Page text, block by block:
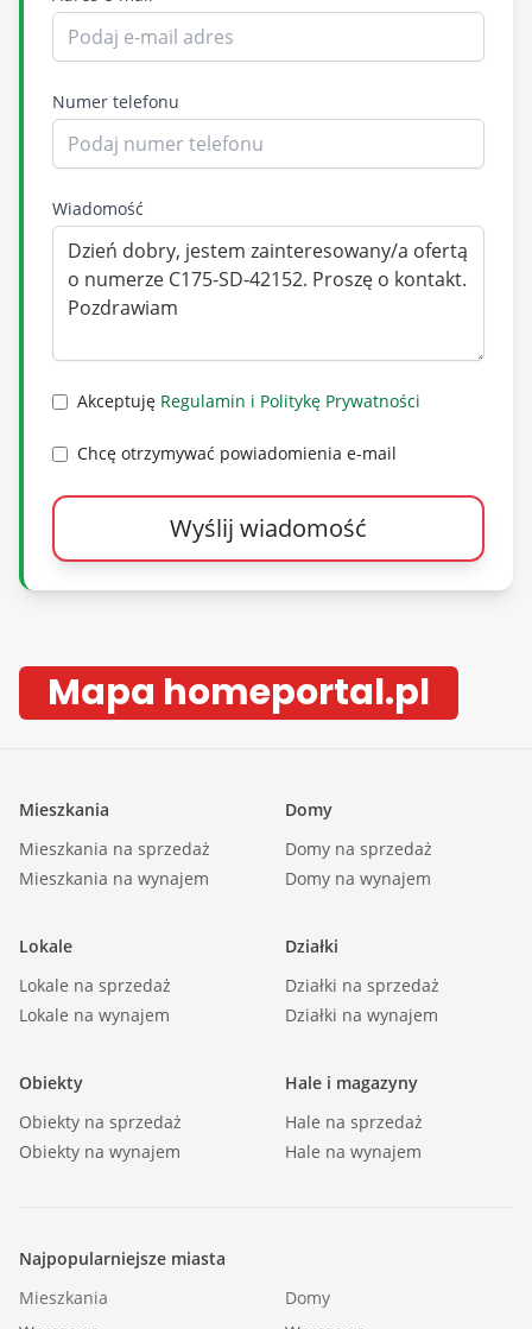
Oferta dotycząca nieruchomości nie stanowi
Kodeksu Cywilnego.
Oferta wysłana z systemu Galactica Virgo
Numer telefonu
Wiadomość
Akceptuję Regulamin i Politykę Prywatności
Chcę otrzymywać powiadomienia e-mail
Wyślij wiadomość
Mapa homeportal.pl
Mieszkania
Mieszkania na sprzedaż
Mieszkania na wynajem
Domy
Domy na sprzedaż
Domy na wynajem
Lokale
Lokale na sprzedaż
Lokale na wynajem
Działki
Działki na sprzedaż
Działki na wynajem
Obiekty
Obiekty na sprzedaż
Obiekty na wynajem
Hale i magazyny
Hale na sprzedaż
Hale na wynajem
Najpopularniejsze miasta
Mieszkania
Domy